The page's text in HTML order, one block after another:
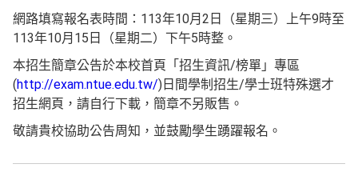
網路填寫報名表時間：113年10月2日（星期三）上午9時至
113年10月15日（星期二）下午5時整。
本招生簡章公告於本校首頁「招生資訊/榜單」專區
(http://exam.ntue.edu.tw/)日間學制招生/學士班特殊選才
招生網頁，請自行下載，簡章不另販售。
敬請貴校協助公告周知，並鼓勵學生踴躍報名。